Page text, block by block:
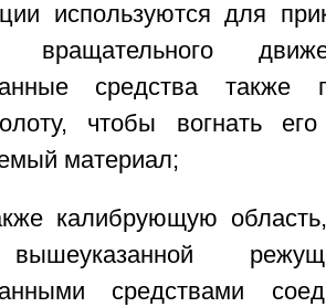
используются для
вращательного
средства также
чтобы вогнать
материал;
калибрующую
средствами